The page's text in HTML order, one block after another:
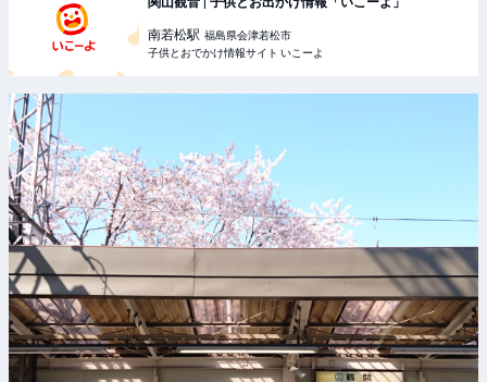
南若松駅 福島県会津若松市
子供とおでかけ情報サイト いこーよ